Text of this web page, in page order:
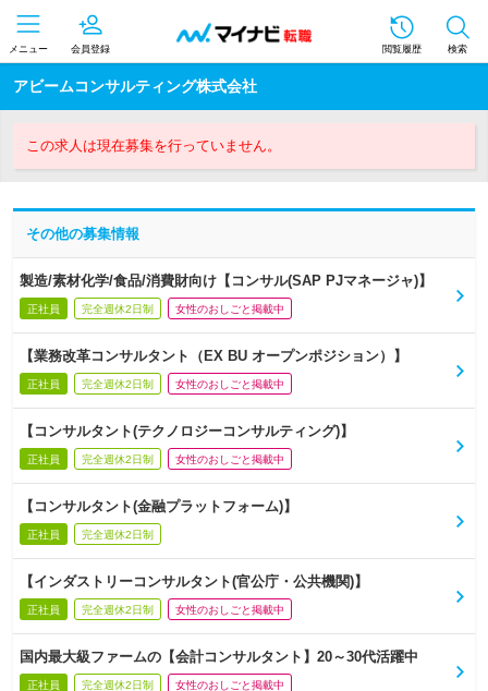
メニュー 会員登録 閲覧履歴 検索
アビームコンサルティング株式会社
この求人は現在募集を行っていません。
その他の募集情報
製造/素材化学/食品/消費財向け【コンサル(SAP PJマネージャ)】
正社員 完全週休2日制 女性のおしごと掲載中
【業務改革コンサルタント（EX BU オープンポジション）】
正社員 完全週休2日制 女性のおしごと掲載中
【コンサルタント(テクノロジーコンサルティング)】
正社員 完全週休2日制 女性のおしごと掲載中
【コンサルタント(金融プラットフォーム)】
正社員 完全週休2日制
【インダストリーコンサルタント(官公庁・公共機関)】
正社員 完全週休2日制 女性のおしごと掲載中
国内最大級ファームの【会計コンサルタント】20～30代活躍中
正社員 完全週休2日制 女性のおしごと掲載中